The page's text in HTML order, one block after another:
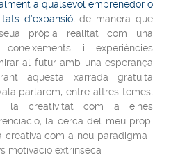
a qualsevol emprenedor o
d’expansió, de manera que
pròpia realitat com una
coneixements i experiències
al futur amb una esperança
aquesta xarrada gratuïta
parlarem, entre altres temes,
la creativitat com a eines
la cerca del meu propi
creativa com a nou paradigma i
motivació extrínseca